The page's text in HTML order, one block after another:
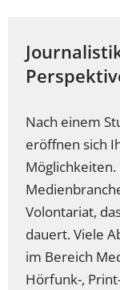
Nach einem
eröffnen sich
Volontariat,
dauert. Viele
im Bereich
Hörfunk-,